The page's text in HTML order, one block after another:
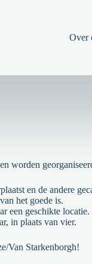
Over
worden
en de andere
het goede is.
een geschikte locatie.
in plaats van vier.
Van Starkenborgh!